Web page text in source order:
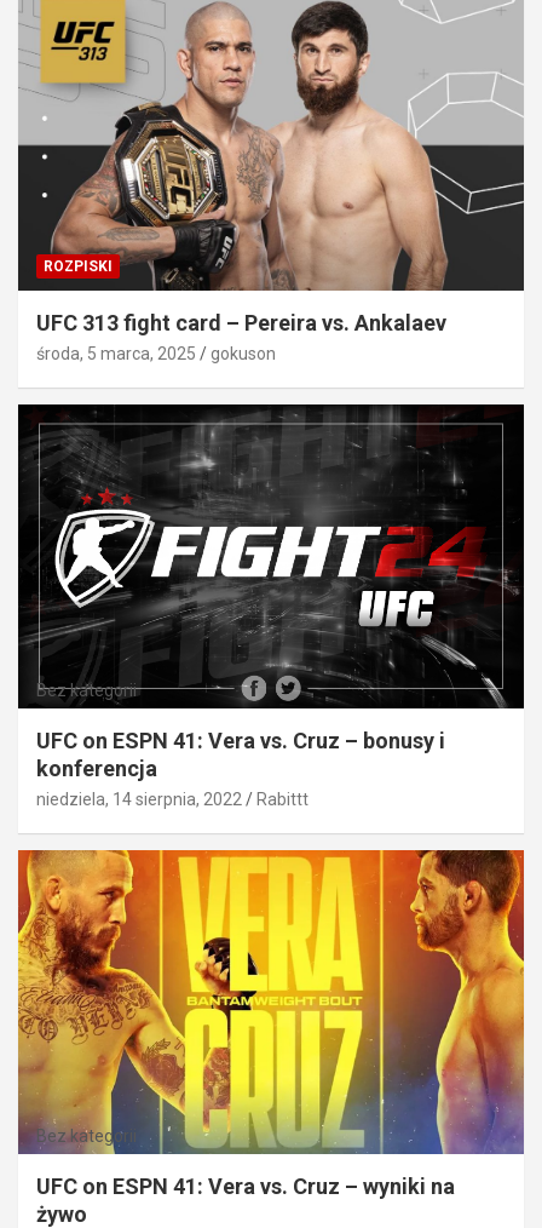
ROZPISKI
UFC 313 fight card – Pereira vs. Ankalaev
środa, 5 marca, 2025 gokuson
Bez kategorii
UFC on ESPN 41: Vera vs. Cruz – bonusy i
konferencja
niedziela, 14 sierpnia, 2022 Rabittt
Bez kategorii
UFC on ESPN 41: Vera vs. Cruz – wyniki na
żywo